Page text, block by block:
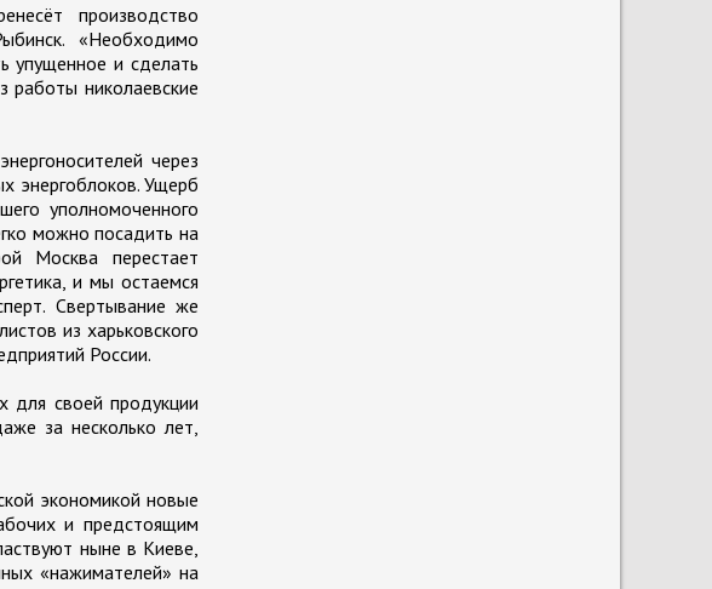
производство
«Необходимо
упущенное и сделать
работы николаевские
через
энергоблоков. Ущерб
уполномоченного
можно посадить на
Москва перестает
и мы остаемся
Свертывание же
из харьковского
России.
для своей продукции
за несколько лет,
экономикой новые
и предстоящим
ныне в Киеве,
«нажимателей» на